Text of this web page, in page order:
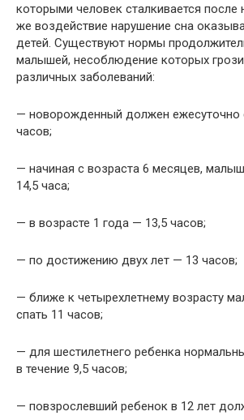
которыми человек сталкивается после
же воздействие нарушение сна
детей. Существуют нормы
малышей, несоблюдение которых
различных заболеваний:
— новорожденный должен ежесуточно
часов;
— начиная с возраста 6 месяцев,
14,5 часа;
— в возрасте 1 года — 13,5 часов;
— по достижению двух лет — 13 часов;
— ближе к четырехлетнему возрасту
спать 11 часов;
— для шестилетнего ребенка
в течение 9,5 часов;
— повзрослевший ребенок в 12 лет